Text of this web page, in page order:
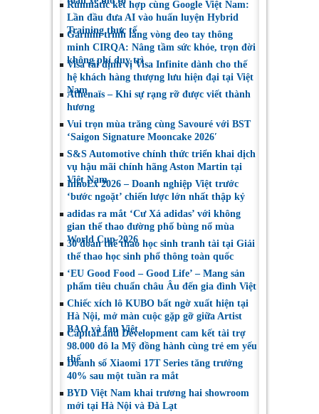
Runmatic kết hợp cùng Google Việt Nam:
Lần đầu đưa AI vào huấn luyện Hybrid
Training thực tế
Garmin trình làng vòng đeo tay thông
minh CIRQA: Nâng tầm sức khỏe, trọn đời
không phí duy trì
Visa tái định vị Visa Infinite dành cho thế
hệ khách hàng thượng lưu hiện đại tại Việt
Nam
Athénaïs – Khi sự rạng rỡ được viết thành
hương
Vui trọn mùa trăng cùng Savouré với BST
‘Saigon Signature Mooncake 2026′
S&S Automotive chính thức triển khai dịch
vụ hậu mãi chính hãng Aston Martin tại
Việt Nam
InnoEx 2026 – Doanh nghiệp Việt trước
‘bước ngoặt’ chiến lược lớn nhất thập kỷ
adidas ra mắt ‘Cư Xá adidas’ với không
gian thể thao đường phố bùng nổ mùa
World Cup 2026
30 đoàn thể thao học sinh tranh tài tại Giải
thể thao học sinh phổ thông toàn quốc
‘EU Good Food – Good Life’ – Mang sản
phẩm tiêu chuẩn châu Âu đến gia đình Việt
Chiếc xích lô KUBO bất ngờ xuất hiện tại
Hà Nội, mở màn cuộc gặp gỡ giữa Artist
BAO và fan Việt
CapitaLand Development cam kết tài trợ
98.000 đô la Mỹ đồng hành cùng trẻ em yếu
thế
Doanh số Xiaomi 17T Series tăng trưởng
40% sau một tuần ra mắt
BYD Việt Nam khai trương hai showroom
mới tại Hà Nội và Đà Lạt